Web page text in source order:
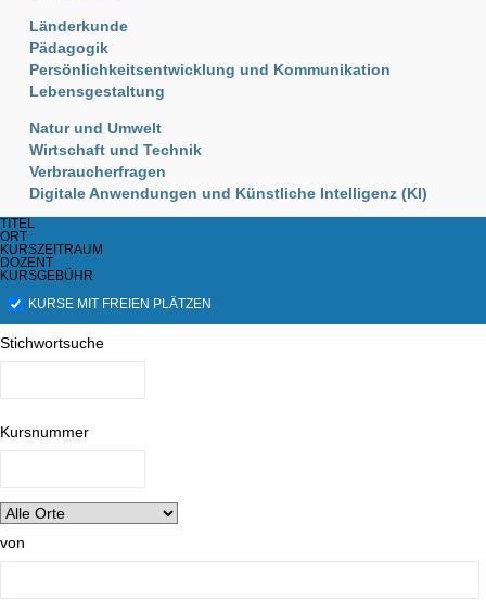
Länderkunde
Pädagogik
Persönlichkeitsentwicklung und Kommunikation
Lebensgestaltung
Natur und Umwelt
Wirtschaft und Technik
Verbraucherfragen
Digitale Anwendungen und Künstliche Intelligenz (KI)
TITEL
ORT
KURSZEITRAUM
DOZENT
KURSGEBÜHR
KURSE MIT FREIEN PLÄTZEN
Stichwortsuche
Kursnummer
von